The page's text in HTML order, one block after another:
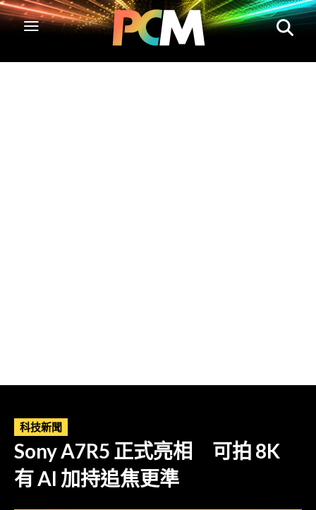
科技新聞
Sony A7R5 正式亮相 可拍 8K
有 AI 加持追焦更準